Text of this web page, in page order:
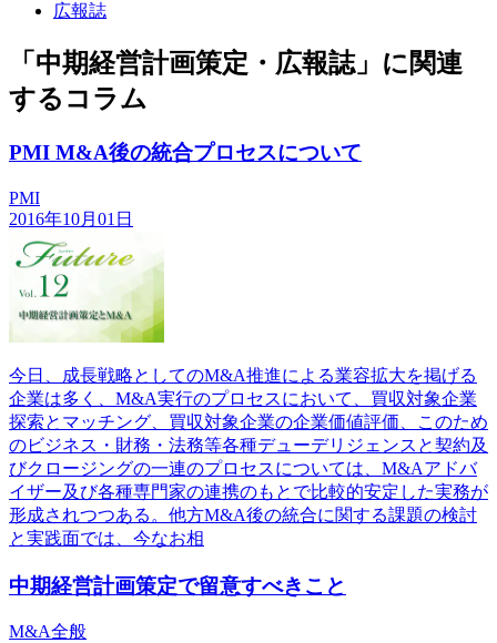
広報誌
「中期経営計画策定・広報誌」に関連
するコラム
PMI M&A後の統合プロセスについて
PMI
2016年10月01日
今日、成長戦略としてのM&A推進による業容拡大を掲げる
企業は多く、M&A実行のプロセスにおいて、買収対象企業
探索とマッチング、買収対象企業の企業価値評価、このため
のビジネス・財務・法務等各種デューデリジェンスと契約及
びクロージングの一連のプロセスについては、M&Aアドバ
イザー及び各種専門家の連携のもとで比較的安定した実務が
形成されつつある。他方M&A後の統合に関する課題の検討
と実践面では、今なお相
中期経営計画策定で留意すべきこと
M&A全般